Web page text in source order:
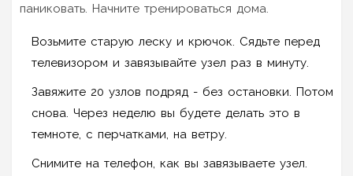
паниковать. Начните тренироваться дома.
Возьмите старую леску и крючок. Сядьте перед
телевизором и завязывайте узел раз в минуту.
Завяжите 20 узлов подряд - без остановки. Потом
снова. Через неделю вы будете делать это в
темноте, с перчатками, на ветру.
Снимите на телефон, как вы завязываете узел.